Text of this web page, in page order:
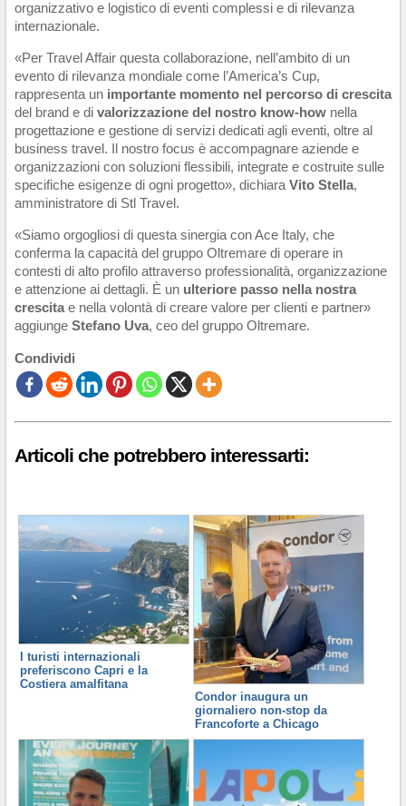
organizzativo e logistico di eventi complessi e di rilevanza
internazionale.
«Per Travel Affair questa collaborazione, nell’ambito di un
evento di rilevanza mondiale come l’America’s Cup,
rappresenta un importante momento nel percorso di crescita
del brand e di valorizzazione del nostro know-hownella
progettazione e gestione di servizi dedicati agli eventi, oltre al
business travel. Il nostro focus è accompagnare aziende e
organizzazioni con soluzioni flessibili, integrate e costruite sulle
specifiche esigenze di ogni progetto», dichiaraVito Stella,
amministratore di Stl Travel.
«Siamo orgogliosi di questa sinergia con Ace Italy, che
conferma la capacità del gruppo Oltremare di operare in
contesti di alto profilo attraverso professionalità, organizzazione
e attenzione ai dettagli. È un ulteriore passo nella nostra
crescitae nella volontà di creare valore per clienti e partner»
aggiunge Stefano Uva, ceo del gruppo Oltremare.
Condividi
Articoli che potrebbero interessarti:
I turisti internazionali
preferiscono Capri e la
Costiera amalfitana
Condor inaugura un
giornaliero non-stop da
Francoforte a Chicago